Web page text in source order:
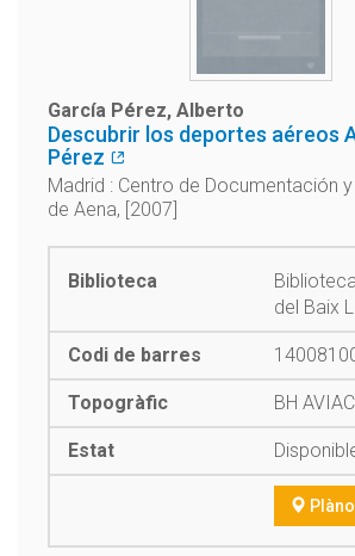
García Pérez, Alberto
Descubrir los deportes aéreos
Pérez
Madrid : Centro de Documentación
de Aena, [2007]
del Baix
BH
Plànol